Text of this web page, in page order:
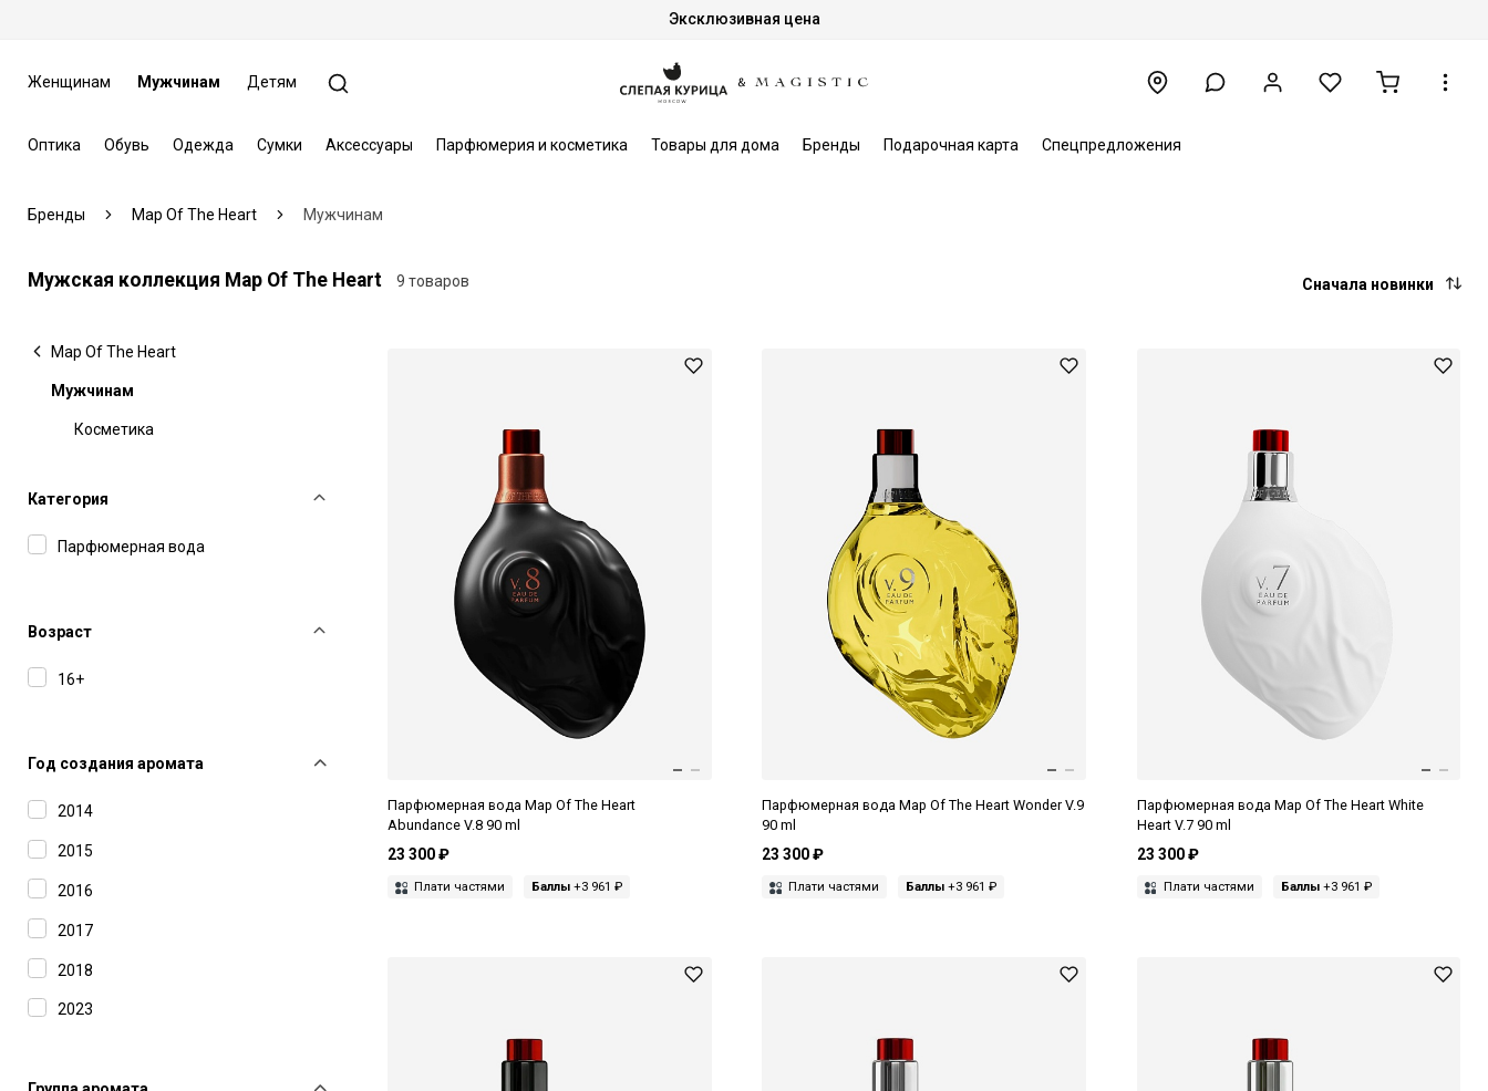
Эксклюзивная цена
Женщинам Мужчинам Детям
Оптика Обувь Одежда Сумки Аксессуары Парфюмерия и косметика Товары для дома Бренды Подарочная карта Спецпредложения
Бренды Map Of The Heart Мужчинам
Мужская коллекция Map Of The Heart 9 товаров Сначала новинки
Map Of The Heart
Мужчинам
Косметика
Категория
Парфюмерная вода
Возраст
16+
Год создания аромата
2014
2015
2016
2017
2018
2023
Парфюмерная вода Map Of The Heart
Abundance V.8 90 ml
23 300 ₽
Плати частями Баллы +3 961 ₽
Парфюмерная вода Map Of The Heart Wonder V.9
90 ml
23 300 ₽
Плати частями Баллы +3 961 ₽
Парфюмерная вода Map Of The Heart White
Heart V.7 90 ml
23 300 ₽
Плати частями Баллы+3 961 ₽